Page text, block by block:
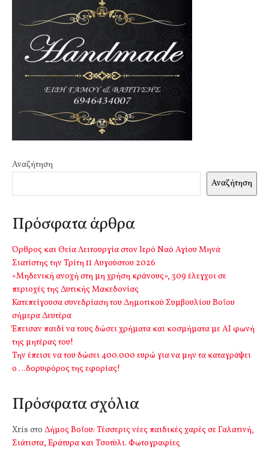
Αναζήτηση
Αναζήτηση
Πρόσφατα άρθρα
Όρθρος και Θεία Λειτουργία στον Ιερό Ναό Αγίου Μηνά
Σιατίστης την Τρίτη 11 Αυγούστου 2026
«Μηδενική ανοχή στη μη χρήση κράνους», 309 έλεγχοι σε
περιοχές της Δυτικής Μακεδονίας
Κατεπείγουσα συνεδρίαση του Δημοτικού Συμβουλίου Βοΐου
σήμερα Δευτέρα
Έπεισαν παιδί να τους δώσει χρήματα και κοσμήματα με ΑΙ φωνή
της μητέρας του!
Την έπεισε να του δώσει 400.000 ευρώ για να μην τα καταγράψει
ο …δορυφόρος της εφορίας!
Πρόσφατα σχόλια
Xris στο Δήμος Βοΐου: Τέσσερις νέες παιδικές χαρές σε Γαλατινή,
Σιάτιστα, Εράτυρα και Τσοτύλι. Φωτογραφίες